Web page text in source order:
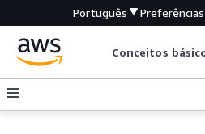
Português Preferências
Conceitos